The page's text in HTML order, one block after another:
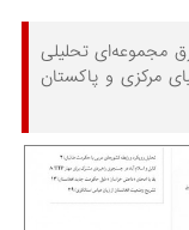
مجموعه‌ای تحلیلی
مرکزی و پاکستان